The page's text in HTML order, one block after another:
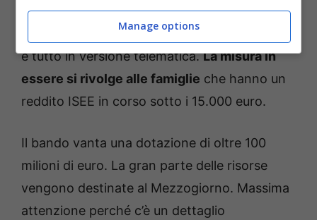
partire dalle 12 del 13 maggio 2025. Non
dobbiamo neanche spostarci da casa perché
è tutto in versione telematica.La misura in
essere si rivolge alle famiglie che hanno un
reddito ISEE in corso sotto i 15.000 euro.
Il bando vanta una dotazione di oltre 100
milioni di euro. La gran parte delle risorse
vengono destinate al Mezzogiorno. Massima
attenzione perché c’è un dettaglio
Manage options